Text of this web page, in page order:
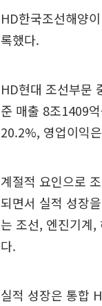
HD한국조선해양
록했다.
HD현대 조선부문
준 매출 8조1409
20.2%, 영업이익
계절적 요인으로
되면서 실적 성장
는 조선, 엔진기계,
다.
실적 성장은 통합